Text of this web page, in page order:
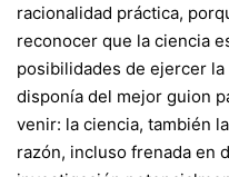
racionalidad práctica,
reconocer que la ciencia
posibilidades de ejercer
disponía del mejor guion
venir: la ciencia, también
razón, incluso frenada en